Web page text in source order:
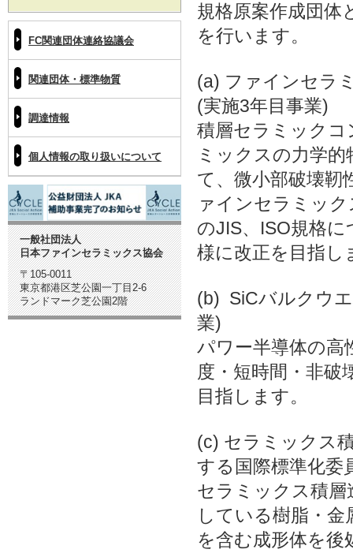
FC関連団体連絡協議会
関連団体・標準物質
調達情報
個人情報の取り扱いについて
一般社団法人
日本ファインセラミックス協会
〒105-0011
東京都港区芝公園一丁目2-6
ランドマーク芝公園2階
規格原案作成団体
を行います。
(a) ファインセラ
(実施3年目事業)
積層セラミック
ミックスの力学
て、微小部破壊靭
ァインセラミッ
のJIS、ISO規格
様に改正を目指し
(b) SiCバルクウ
業)
パワー半導体の高
度・短時間・非破
目指します。
(c) セラミックス
する国際標準化委
セラミックス積層
している樹脂・
を含む成形体を後